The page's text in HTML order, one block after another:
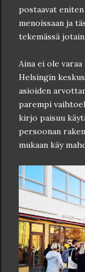
postaavat
menoissaan ja
tekemässä jotain
Aina ei ole
Helsingin
asioiden
parempi
kirjo paisuu
persoonan
mukaan käy